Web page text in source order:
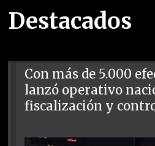
Destacados
Con más de 5.000
lanzó operativo
fiscalización y